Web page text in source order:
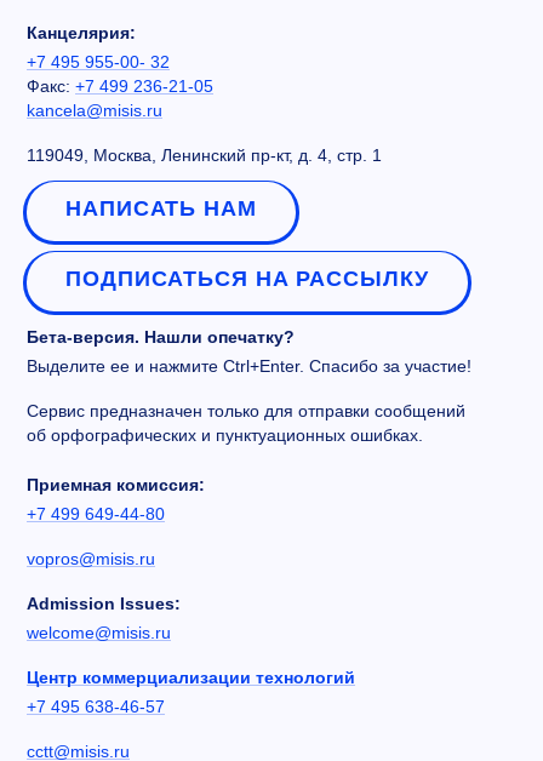
Канцелярия:
+7 495 955-00- 32
Факс: +7 499 236-21-05
kancela@misis.ru
119049, Москва, Ленинский пр-кт, д. 4, стр. 1
НАПИСАТЬ НАМ
ПОДПИСАТЬСЯ НА РАССЫЛКУ
Бета-версия. Нашли опечатку?
Выделите ее и нажмите Ctrl+Enter. Спасибо за участие!
Сервис предназначен только для отправки сообщений
об орфографических и пунктуационных ошибках.
Приемная комиссия:
+7 499 649-44-80
vopros@misis.ru
Admission Issues:
welcome@misis.ru
Центр коммерциализации технологий
+7 495 638-46-57
cctt@misis.ru